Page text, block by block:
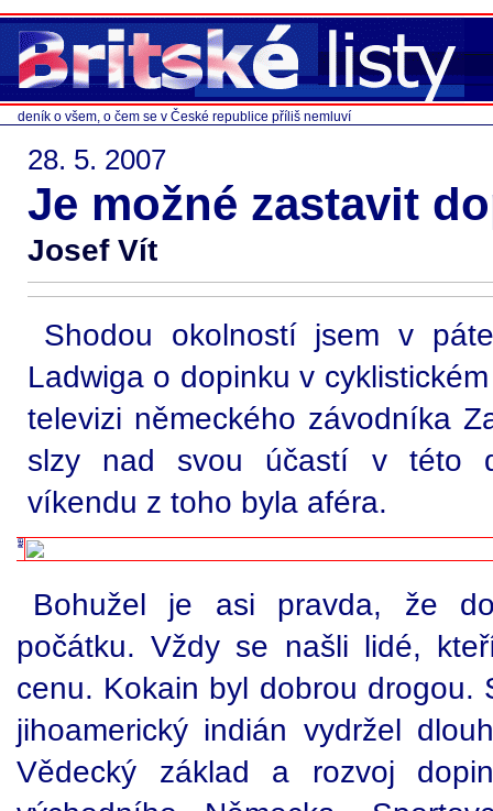
deník o všem, o čem se v České republice příliš nemluví
28. 5. 2007
Je možné zastavit
Josef Vít
Shodou okolností jsem v
Ladwiga o dopinku v
televizi německého závodníka
slzy nad svou účastí v této
víkendu z toho byla aféra.
Bohužel je asi pravda, že
počátku. Vždy se našli lidé,
cenu. Kokain byl dobrou drogou.
jihoamerický indián vydržel
Vědecký základ a rozvoj